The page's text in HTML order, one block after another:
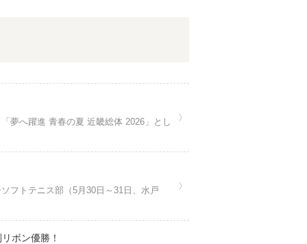
夢へ躍進 青春の夏 近畿総体 2026」とし
フトテニス部（5月30日～31日、水戸
ボン優勝！